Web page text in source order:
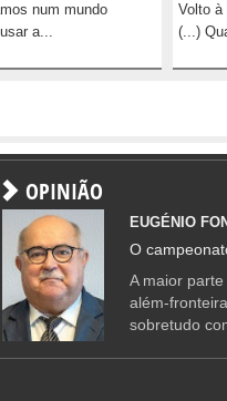
num mundo
a...
Volto à
(...)
OPINIÃO
EUGÉNIO
O
A maior
além-
sobretudo